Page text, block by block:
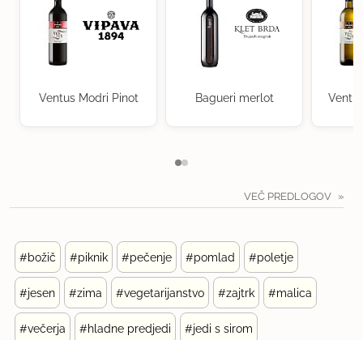
Ventus Modri Pinot Bagueri merlot
VEČ PREDLOGOV
#božič #piknik #pečenje #pomlad #poletje
#jesen #zima #vegetarijanstvo #zajtrk #malica
#večerja #hladne predjedi #jedi s sirom